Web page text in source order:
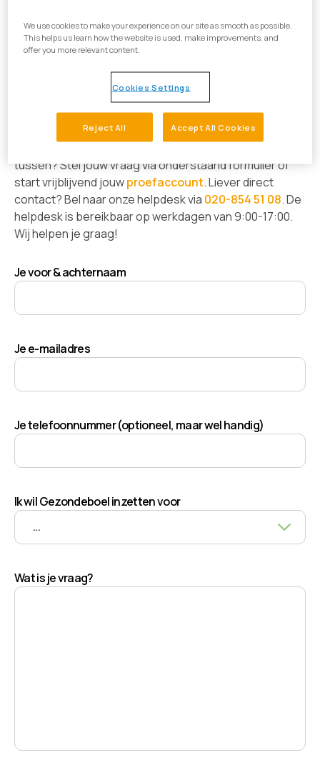
We beantwoorden graag je
Veel antwoorden zijn te vinden op onzesupport
tussen? Stel jouw vraag via onderstaand formulier of
start vrijblijvend jouwproefaccount. Liever direct
contact? Bel naar onze helpdesk via 020-854 51 08. De
helpdesk is bereikbaar op werkdagen van 9:00-17:00.
Wij helpen je graag!
Je voor & achternaam
Je e-mailadres
Je telefoonnummer (optioneel, maar wel handig)
Ik wil Gezondeboel inzetten voor
Wat is je vraag?
We use cookies to make your experience on our site as smooth as possible.
This helps us learn how the website is used, make improvements, and
offer you more relevant content.
Cookies Settings
Reject All Accept All Cookies